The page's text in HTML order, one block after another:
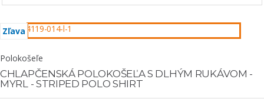
Zľava
Polokošeľe
CHLAPČENSKÁ POLOKOŠEĽA S DLHÝM RUKÁVOM -
MYRL - STRIPED POLO SHIRT